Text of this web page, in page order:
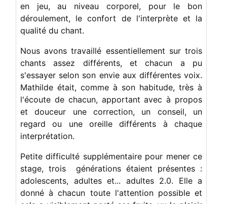
en jeu, au niveau corporel, pour le bon
déroulement, le confort de l'interprète et la
qualité du chant.
Nous avons travaillé essentiellement sur trois
chants assez différents, et chacun a pu
s'essayer selon son envie aux différentes voix.
Mathilde était, comme à son habitude, très à
l'écoute de chacun, apportant avec à propos
et douceur une correction, un conseil, un
regard ou une oreille différents à chaque
interprétation.
Petite difficulté supplémentaire pour mener ce
stage, trois générations étaient présentes :
adolescents, adultes et... adultes 2.0. Elle a
donné à chacun toute l'attention possible et